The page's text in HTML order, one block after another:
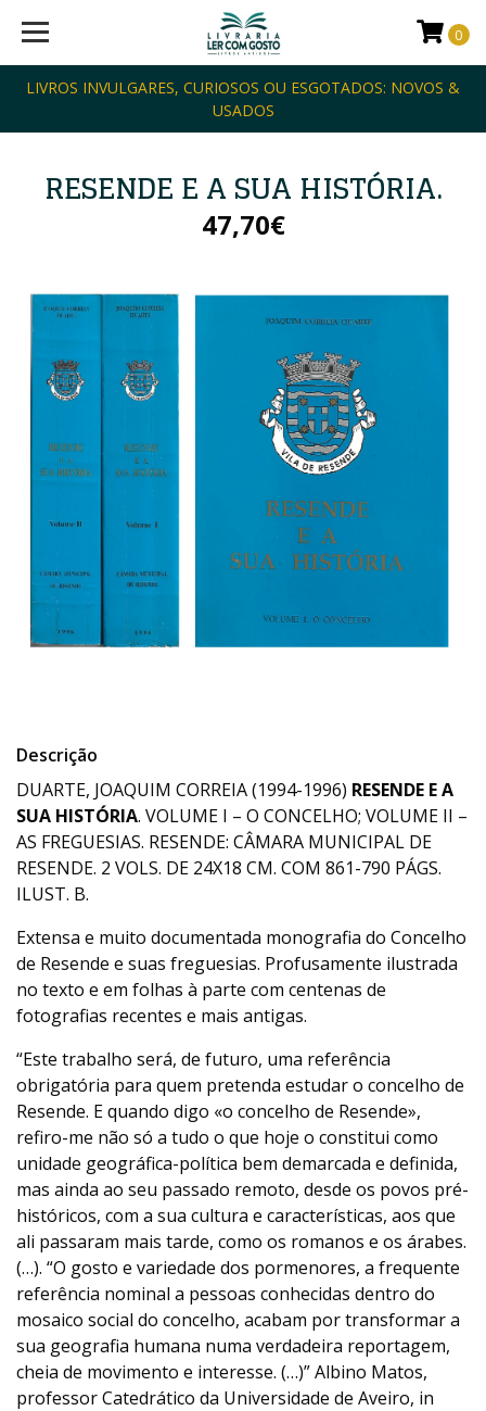
LIVROS INVULGARES, CURIOSOS OU ESGOTADOS: NOVOS &
USADOS
0
RESENDE E A SUA HISTÓRIA.
47,70€
Descrição
DUARTE, JOAQUIM CORREIA (1994-1996) RESENDE E A
SUA HISTÓRIA. VOLUME I – O CONCELHO; VOLUME II –
AS FREGUESIAS. RESENDE: CÂMARA MUNICIPAL DE
RESENDE. 2 VOLS. DE 24X18 CM. COM 861-790 PÁGS.
ILUST. B.
Extensa e muito documentada monografia do Concelho
de Resende e suas freguesias. Profusamente ilustrada
no texto e em folhas à parte com centenas de
fotografias recentes e mais antigas.
“Este trabalho será, de futuro, uma referência
obrigatória para quem pretenda estudar o concelho de
Resende. E quando digo «o concelho de Resende»,
refiro-me não só a tudo o que hoje o constitui como
unidade geográfica-política bem demarcada e definida,
mas ainda ao seu passado remoto, desde os povos pré-
históricos, com a sua cultura e características, aos que
ali passaram mais tarde, como os romanos e os árabes.
(…). “O gosto e variedade dos pormenores, a frequente
referência nominal a pessoas conhecidas dentro do
mosaico social do concelho, acabam por transformar a
sua geografia humana numa verdadeira reportagem,
cheia de movimento e interesse. (…)” Albino Matos,
professor Catedrático da Universidade de Aveiro, in